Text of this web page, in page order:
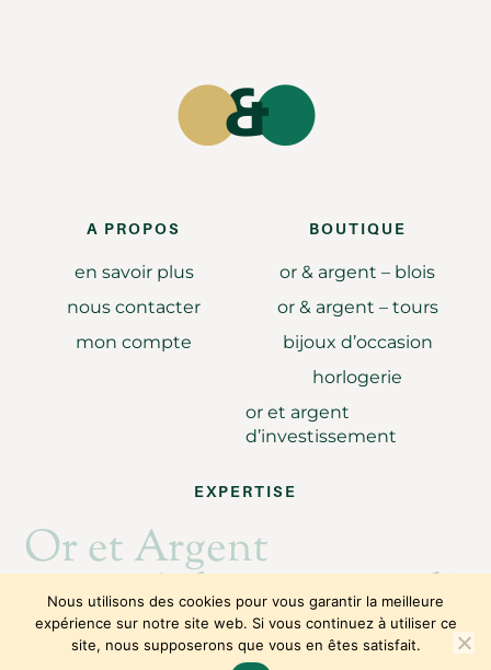
A PROPOS
en savoir plus
nous contacter
mon compte
BOUTIQUE
or & argent – blois
or & argent – tours
bijoux d’occasion
horlogerie
or et argent
d’investissement
EXPERTISE
Or et Argent
Achat revente d'or
Copyright © 2026 Julie Caillault
Nous utilisons des cookies pour vous garantir la meilleure
expérience sur notre site web. Si vous continuez à utiliser ce
site, nous supposerons que vous en êtes satisfait.